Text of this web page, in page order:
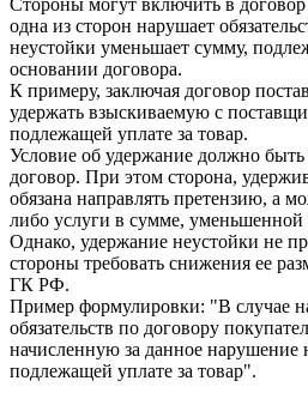
одна из сторон нарушает
неустойки уменьшает сумму,
основании договора.
К примеру, заключая договор
удержать взыскиваемую с
подлежащей уплате за товар.
Условие об удержание должно быть
договор. При этом сторона,
обязана направлять претензию, а
либо услуги в сумме, уменьшенной
Однако, удержание неустойки не
стороны требовать снижения ее
ГК РФ.
Пример формулировки: "В случае
обязательств по договору
начисленную за данное нарушение
подлежащей уплате за товар".